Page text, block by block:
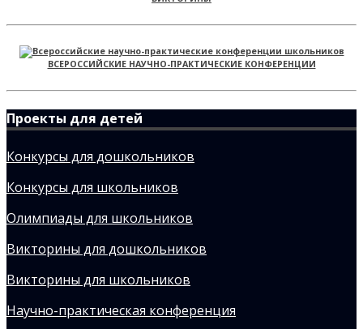
ВСЕРОССИЙСКИЕ НАУЧНО-ПРАКТИЧЕСКИЕ КОНФЕРЕНЦИИ
Проекты для детей
Конкурсы для дошкольников
Конкурсы для школьников
Олимпиады для школьников
Викторины для дошкольников
Викторины для школьников
Научно-практическая конференция